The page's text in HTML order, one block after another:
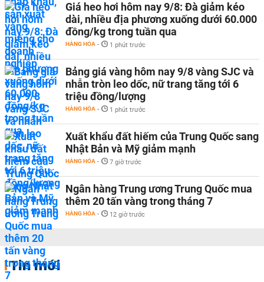
Giá heo hơi hôm nay 9/8: Đà giảm kéo
dài, nhiều địa phương xuống dưới 60.000
đồng/kg trong tuần qua
HÀNG HÓA - 1 phút trước
Bảng giá vàng hôm nay 9/8 vàng SJC và
nhẫn tròn leo dốc, nữ trang tăng tới 6
triệu đồng/lượng
HÀNG HÓA - 1 phút trước
Xuất khẩu đất hiếm của Trung Quốc sang
Nhật Bản và Mỹ giảm mạnh
HÀNG HÓA - 7 giờ trước
Ngân hàng Trung ương Trung Quốc mua
thêm 20 tấn vàng trong tháng 7
HÀNG HÓA - 12 giờ trước
Tin mới